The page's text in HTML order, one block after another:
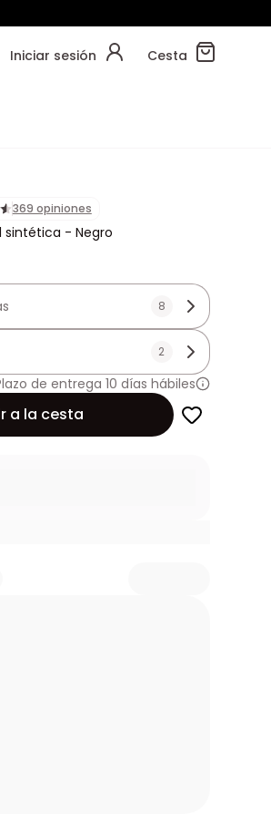
Iniciar sesión Cesta
369 opiniones
sintética - Negro
8
2
de entrega 10 días hábiles
a la cesta